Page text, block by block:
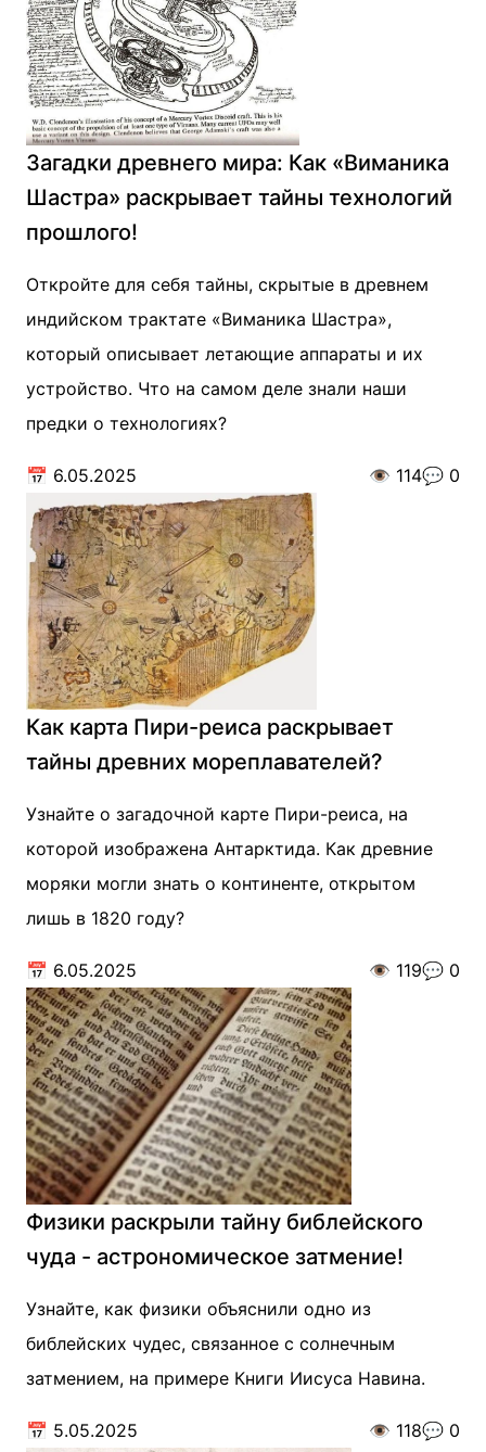
Загадки древнего мира: Как «Виманика
Шастра» раскрывает тайны технологий
прошлого!
Откройте для себя тайны, скрытые в древнем
индийском трактате «Виманика Шастра»,
который описывает летающие аппараты и их
устройство. Что на самом деле знали наши
предки о технологиях?
📅 6.05.2025 👁️ 114💬 0
Как карта Пири-реиса раскрывает
тайны древних мореплавателей?
Узнайте о загадочной карте Пири-реиса, на
которой изображена Антарктида. Как древние
моряки могли знать о континенте, открытом
лишь в 1820 году?
📅 6.05.2025 👁️ 119💬 0
Физики раскрыли тайну библейского
чуда - астрономическое затмение!
Узнайте, как физики объяснили одно из
библейских чудес, связанное с солнечным
затмением, на примере Книги Иисуса Навина.
📅 5.05.2025 👁️ 118💬 0